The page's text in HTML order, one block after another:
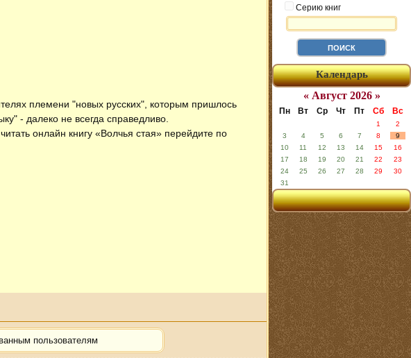
племени "новых русских", которым пришлось
- далеко не всегда справедливо.
читать онлайн книгу «Волчья стая» перейдите по
пользователям
Серию книг
Календарь
« Август 2026 »
Пн Вт Ср Чт Пт Сб Вс
1
2
3
4 5 6 7 8
9
10
11 12 13 14 15
16
17
18 19 20 21 22
23
24
25 26 27 28 29
30
31